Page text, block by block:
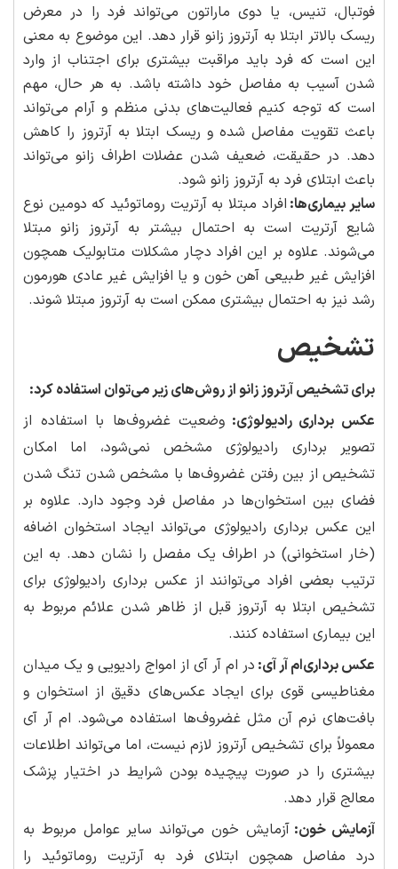
فوتبال، تنیس، یا دوی ماراتون می‌تواند فرد را در معرض
ریسک بالاتر ابتلا به آرتروز زانو قرار دهد. این موضوع به معنی
این است که فرد باید مراقبت بیشتری برای اجتناب از وارد
شدن آسیب به مفاصل خود داشته باشد. به هر حال، مهم
است که توجه کنیم فعالیت‌های بدنی منظم و آرام می‌تواند
باعث تقویت مفاصل شده و ریسک ابتلا به آرتروز را کاهش
دهد. در حقیقت، ضعیف شدن عضلات اطراف زانو می‌تواند
باعث ابتلای فرد به آرتروز زانو شود.
سایر بیماری‌ها: افراد مبتلا به آرتریت روماتوئید که دومین نوع
شایع آرتریت است به احتمال بیشتر به آرتروز زانو مبتلا
می‌شوند. علاوه بر این افراد دچار مشکلات متابولیک همچون
افزایش غیر طبیعی آهن خون و یا افزایش غیر عادی هورمون
رشد نیز به احتمال بیشتری ممکن است به آرتروز مبتلا شوند.
تشخیص
برای تشخیص آرتروز زانو از روش‌های زیر می‌توان استفاده کرد:
عکس برداری رادیولوژی: وضعیت غضروف‌ها با استفاده از
تصویر برداری رادیولوژی مشخص نمی‌شود، اما امکان
تشخیص از بین رفتن غضروف‌ها با مشخص شدن تنگ شدن
فضای بین استخوان‌ها در مفاصل فرد وجود دارد. علاوه بر
این عکس برداری رادیولوژی می‌تواند ایجاد استخوان اضافه
(خار استخوانی) در اطراف یک مفصل را نشان دهد. به این
ترتیب بعضی افراد می‌توانند از عکس برداری رادیولوژی برای
تشخیص ابتلا به آرتروز قبل از ظاهر شدن علائم مربوط به
این بیماری استفاده کنند.
عکس برداری‌ام آر آی: در ام آر آی از امواج رادیویی و یک میدان
مغناطیسی قوی برای ایجاد عکس‌های دقیق از استخوان و
بافت‌های نرم آن مثل غضروف‌ها استفاده می‌شود. ام آر آی
معمولاً برای تشخیص آرتروز لازم نیست، اما می‌تواند اطلاعات
بیشتری را در صورت پیچیده بودن شرایط در اختیار پزشک
معالج قرار دهد.
آزمایش خون:آزمایش خون می‌تواند سایر عوامل مربوط به
درد مفاصل همچون ابتلای فرد به آرتریت روماتوئید را